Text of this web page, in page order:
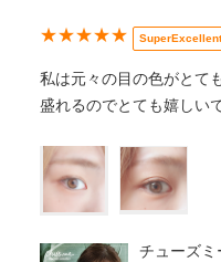
★★★★★ SuperExcellent
私は元々の目の色がとて
盛れるのでとても嬉しい
チューズミ